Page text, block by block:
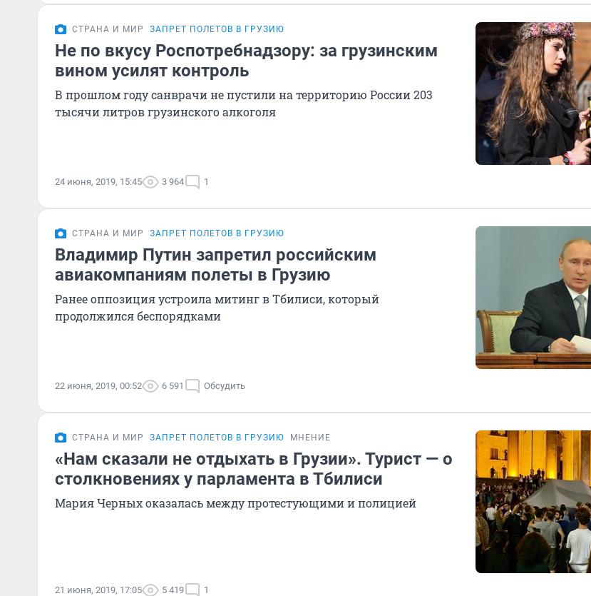
СТРАНА И МИР ЗАПРЕТ ПОЛЕТОВ В ГРУЗИЮ
Не по вкусу Роспотребнадзору: за грузинским
вином усилят контроль
В прошлом году санврачи не пустили на территорию России 203
тысячи литров грузинского алкоголя
24 июня, 2019, 15:45 3 964 1
СТРАНА И МИР ЗАПРЕТ ПОЛЕТОВ В ГРУЗИЮ
Владимир Путин запретил российским
авиакомпаниям полеты в Грузию
Ранее оппозиция устроила митинг в Тбилиси, который
продолжился беспорядками
22 июня, 2019, 00:52 6 591 Обсудить
СТРАНА И МИР ЗАПРЕТ ПОЛЕТОВ В ГРУЗИЮ МНЕНИЕ
«Нам сказали не отдыхать в Грузии». Турист — о
столкновениях у парламента в Тбилиси
Мария Черных оказалась между протестующими и полицией
21 июня, 2019, 17:05 5 419 1